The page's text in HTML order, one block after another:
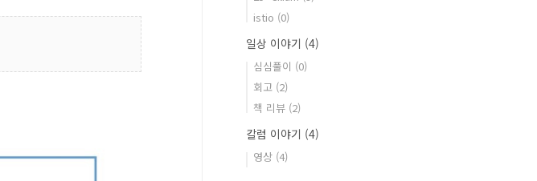
istio (0)
일상 이야기 (4)
심심풀이 (0)
회고 (2)
책 리뷰 (2)
칼럼 이야기 (4)
영상 (4)